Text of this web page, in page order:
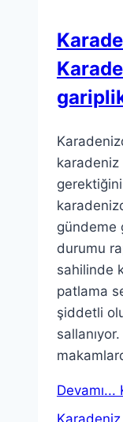
karadeniz
gündeme
durumu
sahilinde
patlama
şiddetli
Devamı...